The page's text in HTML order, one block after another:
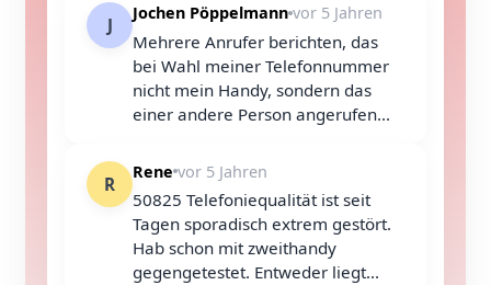
J
Jochen Pöppelmann vor 5 Jahren
Mehrere Anrufer berichten, das
bei Wahl meiner Telefonnummer
nicht mein Handy, sondern das
einer andere Person angerufen...
R
Rene vor 5 Jahren
50825 Telefoniequalität ist seit
Tagen sporadisch extrem gestört.
Hab schon mit zweithandy
gegengetestet. Entweder liegt...